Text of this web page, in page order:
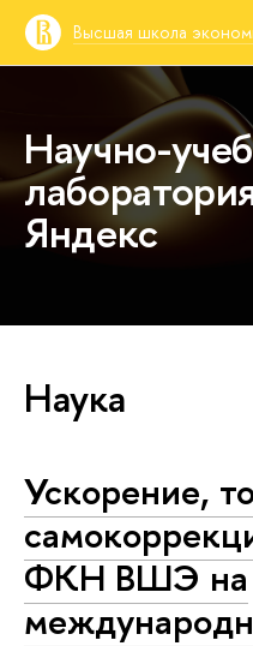
Высшая школа
Научно-
Яндекс
Наука
Ускорение,
ФКН ВШЭ на